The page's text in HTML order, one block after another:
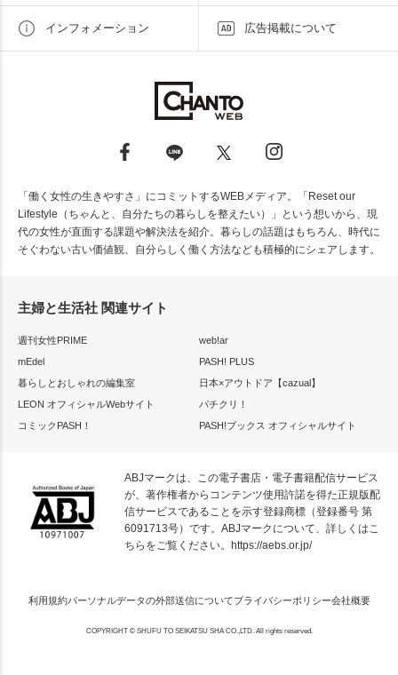
インフォメーション 広告掲載について
「働く女性の生きやすさ」にコミットするWEBメディア。「Reset our
Lifestyle（ちゃんと、自分たちの暮らしを整えたい）」という想いから、現
代の女性が直面する課題や解決法を紹介。暮らしの話題はもちろん、時代に
そぐわない古い価値観、自分らしく働く方法なども積極的にシェアします。
主婦と生活社 関連サイト
週刊女性PRIME
web!ar
mEdel
PASH! PLUS
暮らしとおしゃれの編集室
日本×アウトドア【cazual】
LEON オフィシャルWebサイト
パチクリ！
コミックPASH！
PASH!ブックス オフィシャルサイト
ABJマークは、この電子書店・電子書籍配信サービス
が、著作権者からコンテンツ使用許諾を得た正規版配
信サービスであることを示す登録商標（登録番号 第
6091713号）です。ABJマークについて、詳しくはこ
ちらをご覧ください。 https://aebs.or.jp/
利用規約パーソナルデータの外部送信についてプライバシーポリシー会社概要
COPYRIGHT © SHUFU TO SEIKATSU SHA CO.,LTD. All rights reserved.